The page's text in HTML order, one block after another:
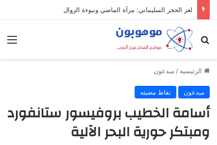
لغز الحجر السليماني: مرآة الماضي ونبوءة الزوال
بحث عن
الرئيسية / مبدعون
مبدعون نقاط مضيئه
أسامة الخطيب بروفيسور ستانفورد
ومبتكر حورية البحر الآلية